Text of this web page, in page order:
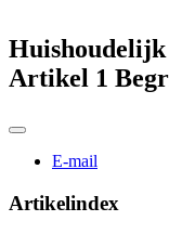
Artikel 1
E-mail
Artikelindex